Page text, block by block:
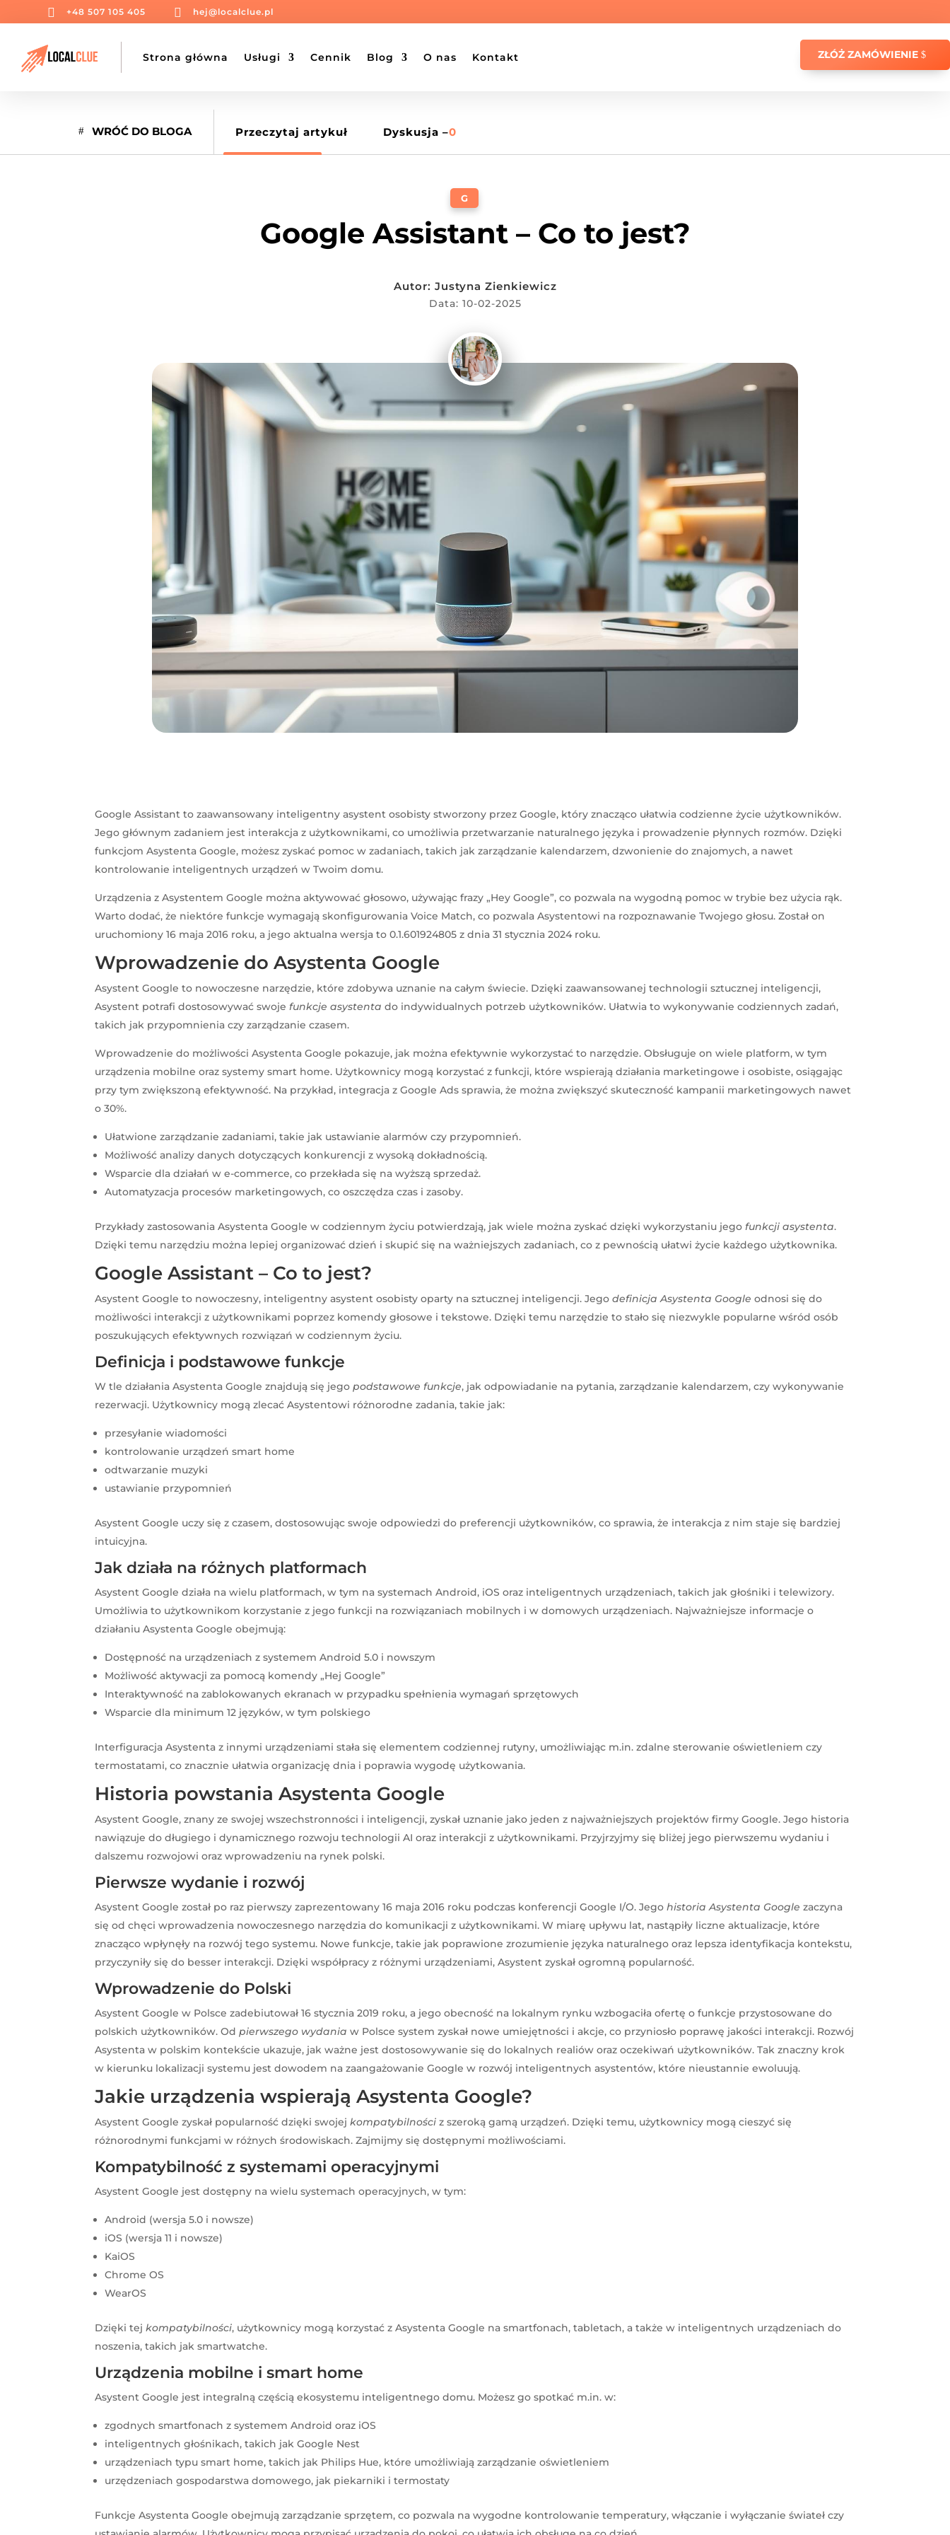
 +48 507 105 405  hej@localclue.pl
Strona główna Usługi Cennik Blog O nas Kontakt ZŁÓŻ ZAMÓWIENIE
WRÓĆ DO BLOGA Przeczytaj artykuł Dyskusja –0
G
Google Assistant – Co to jest?
Autor: Justyna Zienkiewicz
Data: 10-02-2025
Google Assistant to zaawansowany inteligentny asystent osobisty stworzony przez Google, który znacząco ułatwia codzienne życie użytkowników.
Jego głównym zadaniem jest interakcja z użytkownikami, co umożliwia przetwarzanie naturalnego języka i prowadzenie płynnych rozmów. Dzięki
funkcjom Asystenta Google, możesz zyskać pomoc w zadaniach, takich jak zarządzanie kalendarzem, dzwonienie do znajomych, a nawet
kontrolowanie inteligentnych urządzeń w Twoim domu.
Urządzenia z Asystentem Google można aktywować głosowo, używając frazy „Hey Google”, co pozwala na wygodną pomoc w trybie bez użycia rąk.
Warto dodać, że niektóre funkcje wymagają skonfigurowania Voice Match, co pozwala Asystentowi na rozpoznawanie Twojego głosu. Został on
uruchomiony 16 maja 2016 roku, a jego aktualna wersja to 0.1.601924805 z dnia 31 stycznia 2024 roku.
Wprowadzenie do Asystenta Google
Asystent Google to nowoczesne narzędzie, które zdobywa uznanie na całym świecie. Dzięki zaawansowanej technologii sztucznej inteligencji,
Asystent potrafi dostosowywać swoje funkcje asystenta do indywidualnych potrzeb użytkowników. Ułatwia to wykonywanie codziennych zadań,
takich jak przypomnienia czy zarządzanie czasem.
Wprowadzenie do możliwości Asystenta Google pokazuje, jak można efektywnie wykorzystać to narzędzie. Obsługuje on wiele platform, w tym
urządzenia mobilne oraz systemy smart home. Użytkownicy mogą korzystać z funkcji, które wspierają działania marketingowe i osobiste, osiągając
przy tym zwiększoną efektywność. Na przykład, integracja z Google Ads sprawia, że można zwiększyć skuteczność kampanii marketingowych nawet
o 30%.
Ułatwione zarządzanie zadaniami, takie jak ustawianie alarmów czy przypomnień.
Możliwość analizy danych dotyczących konkurencji z wysoką dokładnością.
Wsparcie dla działań w e-commerce, co przekłada się na wyższą sprzedaż.
Automatyzacja procesów marketingowych, co oszczędza czas i zasoby.
Przykłady zastosowania Asystenta Google w codziennym życiu potwierdzają, jak wiele można zyskać dzięki wykorzystaniu jego funkcji asystenta.
Dzięki temu narzędziu można lepiej organizować dzień i skupić się na ważniejszych zadaniach, co z pewnością ułatwi życie każdego użytkownika.
Google Assistant – Co to jest?
Asystent Google to nowoczesny, inteligentny asystent osobisty oparty na sztucznej inteligencji. Jego definicja Asystenta Google odnosi się do
możliwości interakcji z użytkownikami poprzez komendy głosowe i tekstowe. Dzięki temu narzędzie to stało się niezwykle popularne wśród osób
poszukujących efektywnych rozwiązań w codziennym życiu.
Definicja i podstawowe funkcje
W tle działania Asystenta Google znajdują się jego podstawowe funkcje, jak odpowiadanie na pytania, zarządzanie kalendarzem, czy wykonywanie
rezerwacji. Użytkownicy mogą zlecać Asystentowi różnorodne zadania, takie jak:
przesyłanie wiadomości
kontrolowanie urządzeń smart home
odtwarzanie muzyki
ustawianie przypomnień
Asystent Google uczy się z czasem, dostosowując swoje odpowiedzi do preferencji użytkowników, co sprawia, że interakcja z nim staje się bardziej
intuicyjna.
Jak działa na różnych platformach
Asystent Google działa na wielu platformach, w tym na systemach Android, iOS oraz inteligentnych urządzeniach, takich jak głośniki i telewizory.
Umożliwia to użytkownikom korzystanie z jego funkcji na rozwiązaniach mobilnych i w domowych urządzeniach. Najważniejsze informacje o
działaniu Asystenta Google obejmują:
Dostępność na urządzeniach z systemem Android 5.0 i nowszym
Możliwość aktywacji za pomocą komendy „Hej Google”
Interaktywność na zablokowanych ekranach w przypadku spełnienia wymagań sprzętowych
Wsparcie dla minimum 12 języków, w tym polskiego
Interfiguracja Asystenta z innymi urządzeniami stała się elementem codziennej rutyny, umożliwiając m.in. zdalne sterowanie oświetleniem czy
termostatami, co znacznie ułatwia organizację dnia i poprawia wygodę użytkowania.
Historia powstania Asystenta Google
Asystent Google, znany ze swojej wszechstronności i inteligencji, zyskał uznanie jako jeden z najważniejszych projektów firmy Google. Jego historia
nawiązuje do długiego i dynamicznego rozwoju technologii AI oraz interakcji z użytkownikami. Przyjrzyjmy się bliżej jego pierwszemu wydaniu i
dalszemu rozwojowi oraz wprowadzeniu na rynek polski.
Pierwsze wydanie i rozwój
Asystent Google został po raz pierwszy zaprezentowany 16 maja 2016 roku podczas konferencji Google I/O. Jego historia Asystenta Google zaczyna
się od chęci wprowadzenia nowoczesnego narzędzia do komunikacji z użytkownikami. W miarę upływu lat, nastąpiły liczne aktualizacje, które
znacząco wpłynęły na rozwój tego systemu. Nowe funkcje, takie jak poprawione zrozumienie języka naturalnego oraz lepsza identyfikacja kontekstu,
przyczyniły się do besser interakcji. Dzięki współpracy z różnymi urządzeniami, Asystent zyskał ogromną popularność.
Wprowadzenie do Polski
Asystent Google w Polsce zadebiutował 16 stycznia 2019 roku, a jego obecność na lokalnym rynku wzbogaciła ofertę o funkcje przystosowane do
polskich użytkowników. Od pierwszego wydania w Polsce system zyskał nowe umiejętności i akcje, co przyniosło poprawę jakości interakcji. Rozwój
Asystenta w polskim kontekście ukazuje, jak ważne jest dostosowywanie się do lokalnych realiów oraz oczekiwań użytkowników. Tak znaczny krok
w kierunku lokalizacji systemu jest dowodem na zaangażowanie Google w rozwój inteligentnych asystentów, które nieustannie ewoluują.
Jakie urządzenia wspierają Asystenta Google?
Asystent Google zyskał popularność dzięki swojej kompatybilnościz szeroką gamą urządzeń. Dzięki temu, użytkownicy mogą cieszyć się
różnorodnymi funkcjami w różnych środowiskach. Zajmijmy się dostępnymi możliwościami.
Kompatybilność z systemami operacyjnymi
Asystent Google jest dostępny na wielu systemach operacyjnych, w tym:
Android (wersja 5.0 i nowsze)
iOS (wersja 11 i nowsze)
KaiOS
Chrome OS
WearOS
Dzięki tej kompatybilności, użytkownicy mogą korzystać z Asystenta Google na smartfonach, tabletach, a także w inteligentnych urządzeniach do
noszenia, takich jak smartwatche.
Urządzenia mobilne i smart home
Asystent Google jest integralną częścią ekosystemu inteligentnego domu. Możesz go spotkać m.in. w:
zgodnych smartfonach z systemem Android oraz iOS
inteligentnych głośnikach, takich jak Google Nest
urządzeniach typu smart home, takich jak Philips Hue, które umożliwiają zarządzanie oświetleniem
urzędzeniach gospodarstwa domowego, jak piekarniki i termostaty
Funkcje Asystenta Google obejmują zarządzanie sprzętem, co pozwala na wygodne kontrolowanie temperatury, włączanie i wyłączanie świateł czy